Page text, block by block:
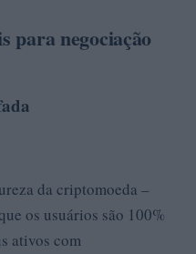
para negociação
da criptomoeda –
os usuários são 100%
ativos com